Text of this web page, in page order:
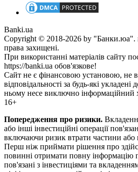
Banki.ua
Copyright © 2018-2026 by "Банки.юа".
права захищені.
При використанні матеріалів сайту
https://banki.ua обов'язкове!
Сайт не є фінансовою установою, не
відповідальності за будь-які
ньому несе виключно інформаційний
16+
Попередження про ризики.
або інші інвестиційні операції
включаючи ризик втрати частини або
Перш ніж приймати рішення про
повинні отримати повну інформацію
пов'язані з інвестиціями та